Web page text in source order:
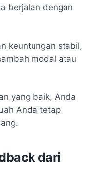
berjalan dengan
keuntungan stabil,
modal atau
yang baik, Anda
Anda tetap
dari